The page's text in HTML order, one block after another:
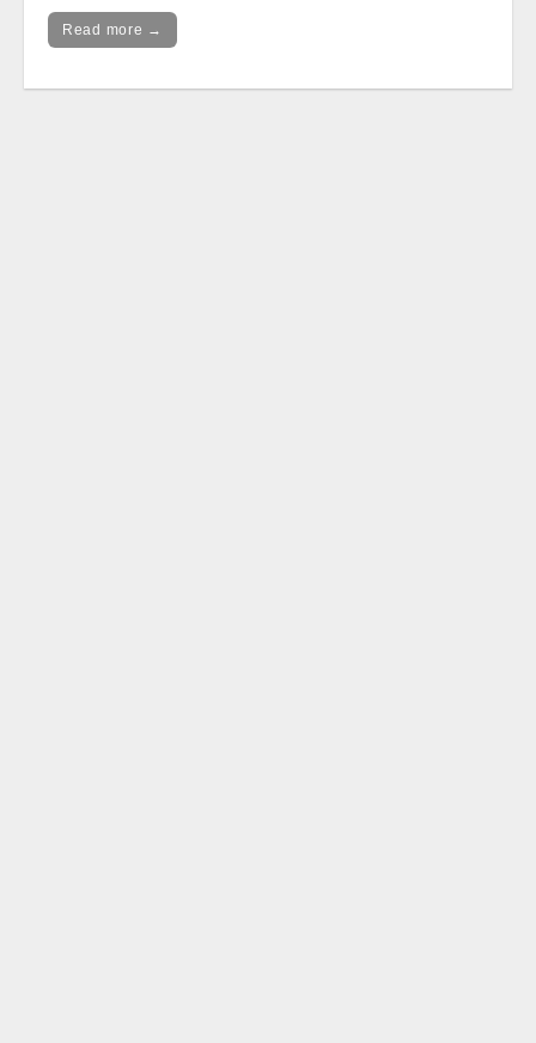
Read more →